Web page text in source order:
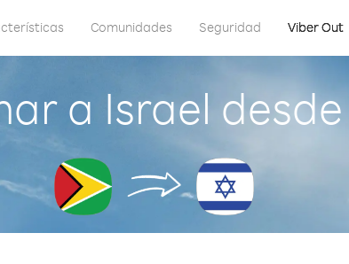
Comunidades Seguridad Viber Out
a Israel